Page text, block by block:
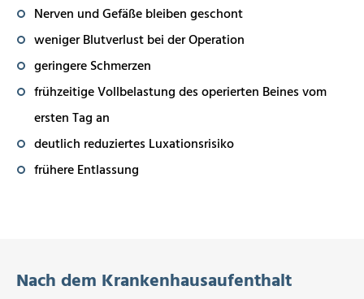
Nerven und Gefäße bleiben geschont
weniger Blutverlust bei der Operation
geringere Schmerzen
frühzeitige Vollbelastung des operierten Beines vom
ersten Tag an
deutlich reduziertes Luxationsrisiko
frühere Entlassung
Nach dem Krankenhausaufenthalt